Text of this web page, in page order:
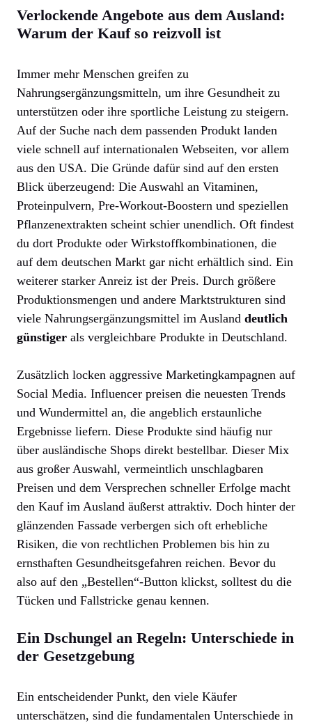
Verlockende Angebote aus dem Ausland:
Warum der Kauf so reizvoll ist
Immer mehr Menschen greifen zu
Nahrungsergänzungsmitteln, um ihre Gesundheit zu
unterstützen oder ihre sportliche Leistung zu steigern.
Auf der Suche nach dem passenden Produkt landen
viele schnell auf internationalen Webseiten, vor allem
aus den USA. Die Gründe dafür sind auf den ersten
Blick überzeugend: Die Auswahl an Vitaminen,
Proteinpulvern, Pre-Workout-Boostern und speziellen
Pflanzenextrakten scheint schier unendlich. Oft findest
du dort Produkte oder Wirkstoffkombinationen, die
auf dem deutschen Markt gar nicht erhältlich sind. Ein
weiterer starker Anreiz ist der Preis. Durch größere
Produktionsmengen und andere Marktstrukturen sind
viele Nahrungsergänzungsmittel im Ausland deutlich
günstiger als vergleichbare Produkte in Deutschland.
Zusätzlich locken aggressive Marketingkampagnen auf
Social Media. Influencer preisen die neuesten Trends
und Wundermittel an, die angeblich erstaunliche
Ergebnisse liefern. Diese Produkte sind häufig nur
über ausländische Shops direkt bestellbar. Dieser Mix
aus großer Auswahl, vermeintlich unschlagbaren
Preisen und dem Versprechen schneller Erfolge macht
den Kauf im Ausland äußerst attraktiv. Doch hinter der
glänzenden Fassade verbergen sich oft erhebliche
Risiken, die von rechtlichen Problemen bis hin zu
ernsthaften Gesundheitsgefahren reichen. Bevor du
also auf den „Bestellen“-Button klickst, solltest du die
Tücken und Fallstricke genau kennen.
Ein Dschungel an Regeln: Unterschiede in
der Gesetzgebung
Ein entscheidender Punkt, den viele Käufer
unterschätzen, sind die fundamentalen Unterschiede in